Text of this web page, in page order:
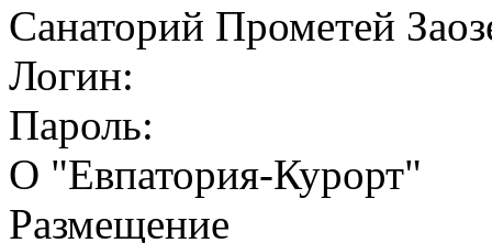
Санаторий Прометей
Логин:
Пароль:
О "Евпатория-Курорт"
Размещение